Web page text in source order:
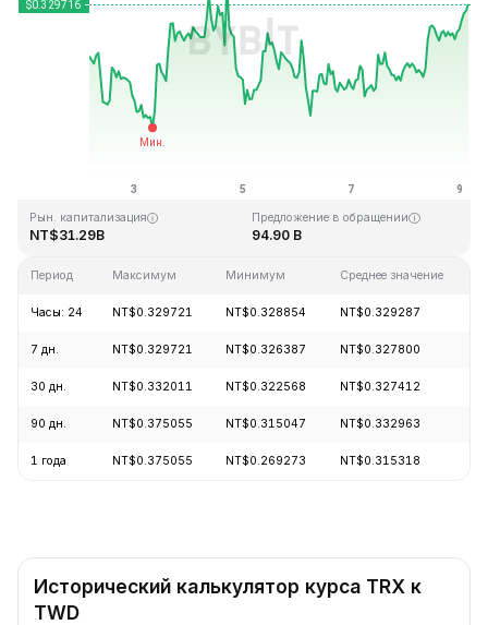
Последнее обновление: 03:52 GMT+0 2026-08-09
Рын. капитализация
NT$31.29B
Предложение в обращении
94.90 B
Период Максимум Минимум Среднее значение
Часы: 24 NT$0.329721 NT$0.328854 NT$0.329287
7 дн. NT$0.329721 NT$0.326387 NT$0.327800
30 дн. NT$0.332011 NT$0.322568 NT$0.327412
90 дн. NT$0.375055 NT$0.315047 NT$0.332963
1 года NT$0.375055 NT$0.269273 NT$0.315318
Исторический калькулятор курса TRX к
TWD